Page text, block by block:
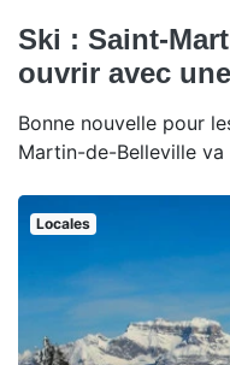
Ski : Saint-
ouvrir avec
Bonne nouvelle pour
Martin-de-Belleville
Locales